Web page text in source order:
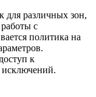
для различных зон,
с
политика на
к